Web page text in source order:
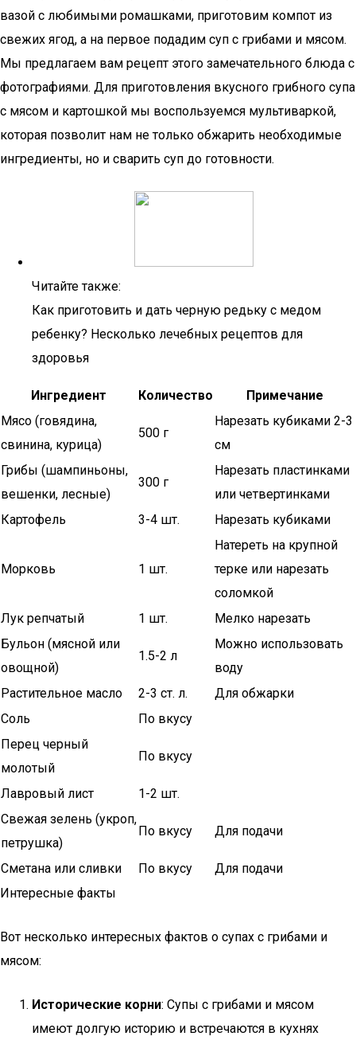
вазой с любимыми ромашками, приготовим компот из
свежих ягод, а на первое подадим суп с грибами и мясом.
Мы предлагаем вам рецепт этого замечательного блюда с
фотографиями. Для приготовления вкусного грибного супа
с мясом и картошкой мы воспользуемся мультиваркой,
которая позволит нам не только обжарить необходимые
ингредиенты, но и сварить суп до готовности.
Читайте также:
Как приготовить и дать черную редьку с медом
ребенку? Несколько лечебных рецептов для
здоровья
Ингредиент Количество
Примечание
Мясо (говядина,
свинина, курица)
500 г
Нарезать кубиками 2-3
см
Грибы (шампиньоны,
вешенки, лесные)
300 г
Нарезать пластинками
или четвертинками
Картофель
3-4 шт. Нарезать кубиками
Морковь 1 шт.
Натереть на крупной
терке или нарезать
соломкой
Лук репчатый
1 шт.
Мелко нарезать
Бульон (мясной или
овощной)
1.5-2 л
Можно использовать
воду
Растительное масло
2-3 ст. л.
Для обжарки
Соль
По вкусу
Перец черный
молотый
По вкусу
Лавровый лист
1-2 шт.
Свежая зелень (укроп,
петрушка)
По вкусу Для подачи
Сметана или сливки По вкусу
Для подачи
Интересные факты
Вот несколько интересных фактов о супах с грибами и
мясом:
Исторические корни: Супы с грибами и мясом
имеют долгую историю и встречаются в кухнях